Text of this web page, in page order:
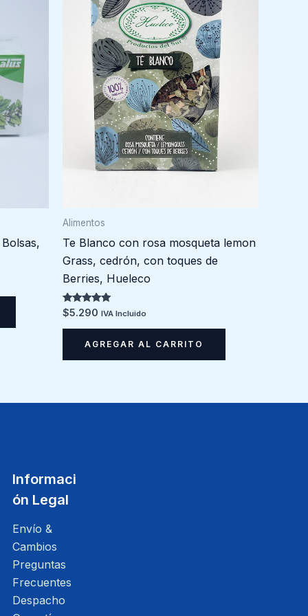
Alimentos
Te Blanco con rosa mosqueta lemon
Grass, cedrón, con toques de
Berries, Hueleco
Valorado en
5.00
de 5
$5.290 IVA Incluido
AGREGAR AL CARRITO
Informaci
ón Legal
Envío &
Cambios
Preguntas
Frecuentes
Despacho